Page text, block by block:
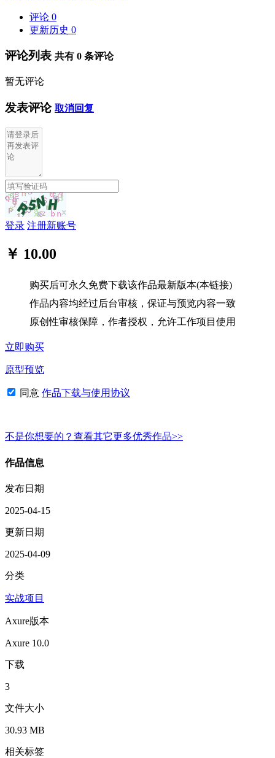
评论 0
更新历史 0
评论列表 共有 0 条评论
暂无评论
发表评论 取消回复
登录 注册新账号
￥ 10.00
购买后可永久免费下载该作品最新版本(本链接)
作品内容均经过后台审核，保证与预览内容一致
原创性审核保障，作者授权，允许工作项目使用
立即购买
原型预览
同意 作品下载与使用协议
不是你想要的？查看其它更多优秀作品>>
作品信息
发布日期
2025-04-15
更新日期
2025-04-09
分类
实战项目
Axure版本
Axure 10.0
下载
3
文件大小
30.93 MB
相关标签